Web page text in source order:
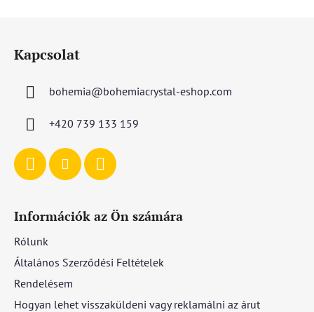
Kapcsolat
bohemia@bohemiacrystal-eshop.com
+420 739 133 159
Információk az Ön számára
Rólunk
Általános Szerződési Feltételek
Rendelésem
Hogyan lehet visszaküldeni vagy reklamálni az árut